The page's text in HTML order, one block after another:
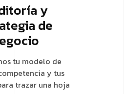
y
de
tu modelo de
y tus
trazar una hoja